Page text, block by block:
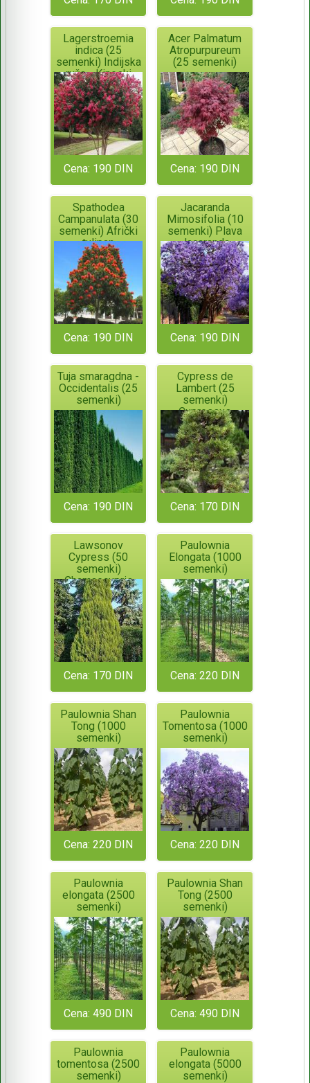
Lagerstroemia
indica (25
semenki) Indijska
ruža - Kineski
jorgovan
Cena: 190 DIN
Acer Palmatum
Atropurpureum
(25 semenki)
Cena: 190 DIN
Spathodea
Campanulata (30
semenki) Afrički
tulipan
Cena: 190 DIN
Jacaranda
Mimosifolia (10
semenki) Plava
Jacaranda
Cena: 190 DIN
Tuja smaragdna -
Occidentalis (25
semenki)
Cena: 190 DIN
Cypress de
Lambert (25
semenki)
Cupressus
Macrocarpa -
Monterey
Cypress
Cena: 170 DIN
Lawsonov
Cypress (50
semenki)
Chamaecypris
Lawsoniana
Cena: 170 DIN
Paulownia
Elongata (1000
semenki)
Cena: 220 DIN
Paulownia Shan
Tong (1000
semenki)
Cena: 220 DIN
Paulownia
Tomentosa (1000
semenki)
Cena: 220 DIN
Paulownia
elongata (2500
semenki)
Cena: 490 DIN
Paulownia Shan
Tong (2500
semenki)
Cena: 490 DIN
Paulownia
tomentosa (2500
semenki)
Paulownia
elongata (5000
semenki)